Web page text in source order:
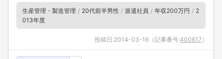
生産管理・製造管理 20代前半男性 派遣社員 年収200万円
2
013年度
投稿日:2014-03-16 （記事番号:400617 ）